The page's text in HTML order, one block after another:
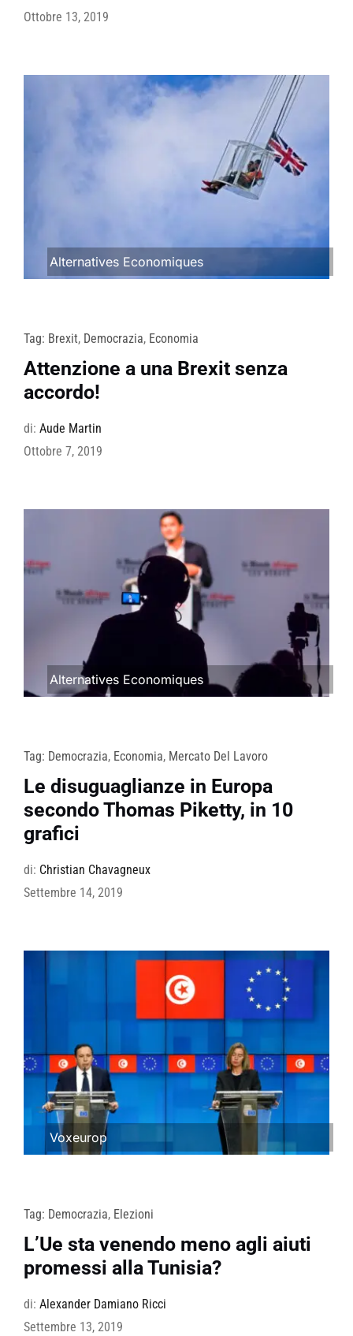
Ottobre 13, 2019
Alternatives Economiques
Tag: Brexit, Democrazia, Economia
Attenzione a una Brexit senza
accordo!
di: Aude Martin
Ottobre 7, 2019
Alternatives Economiques
Tag: Democrazia, Economia, Mercato Del Lavoro
Le disuguaglianze in Europa
secondo Thomas Piketty, in 10
grafici
di: Christian Chavagneux
Settembre 14, 2019
Voxeurop
Tag: Democrazia, Elezioni
L’Ue sta venendo meno agli aiuti
promessi alla Tunisia?
di: Alexander Damiano Ricci
Settembre 13, 2019